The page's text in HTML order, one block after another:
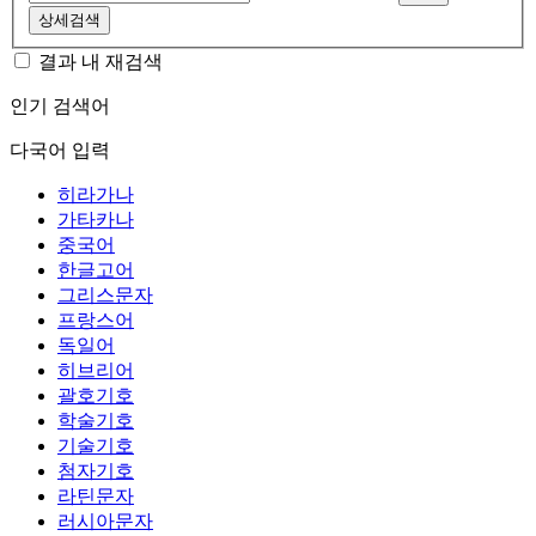
상세검색
결과 내 재검색
인기 검색어
다국어 입력
히라가나
가타카나
중국어
한글고어
그리스문자
프랑스어
독일어
히브리어
괄호기호
학술기호
기술기호
첨자기호
라틴문자
러시아문자